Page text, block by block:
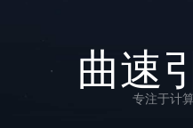
曲速
专注于计